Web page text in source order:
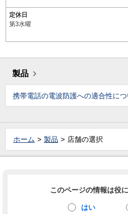
定休日
第3水曜
製品
携帯電話の電波防護への適合性に
ホーム 製品 店舗の選択
このページの情報は役
はい